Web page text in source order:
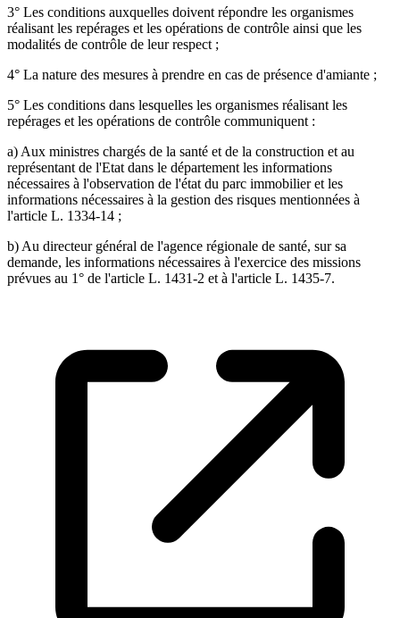
3° Les conditions auxquelles doivent répondre les organismes
réalisant les repérages et les opérations de contrôle ainsi que les
modalités de contrôle de leur respect ;
4° La nature des mesures à prendre en cas de présence d'amiante ;
5° Les conditions dans lesquelles les organismes réalisant les
repérages et les opérations de contrôle communiquent :
a) Aux ministres chargés de la santé et de la construction et au
représentant de l'Etat dans le département les informations
nécessaires à l'observation de l'état du parc immobilier et les
informations nécessaires à la gestion des risques mentionnées à
l'article L. 1334-14 ;
b) Au directeur général de l'agence régionale de santé, sur sa
demande, les informations nécessaires à l'exercice des missions
prévues au 1° de l'article L. 1431-2 et à l'article L. 1435-7.